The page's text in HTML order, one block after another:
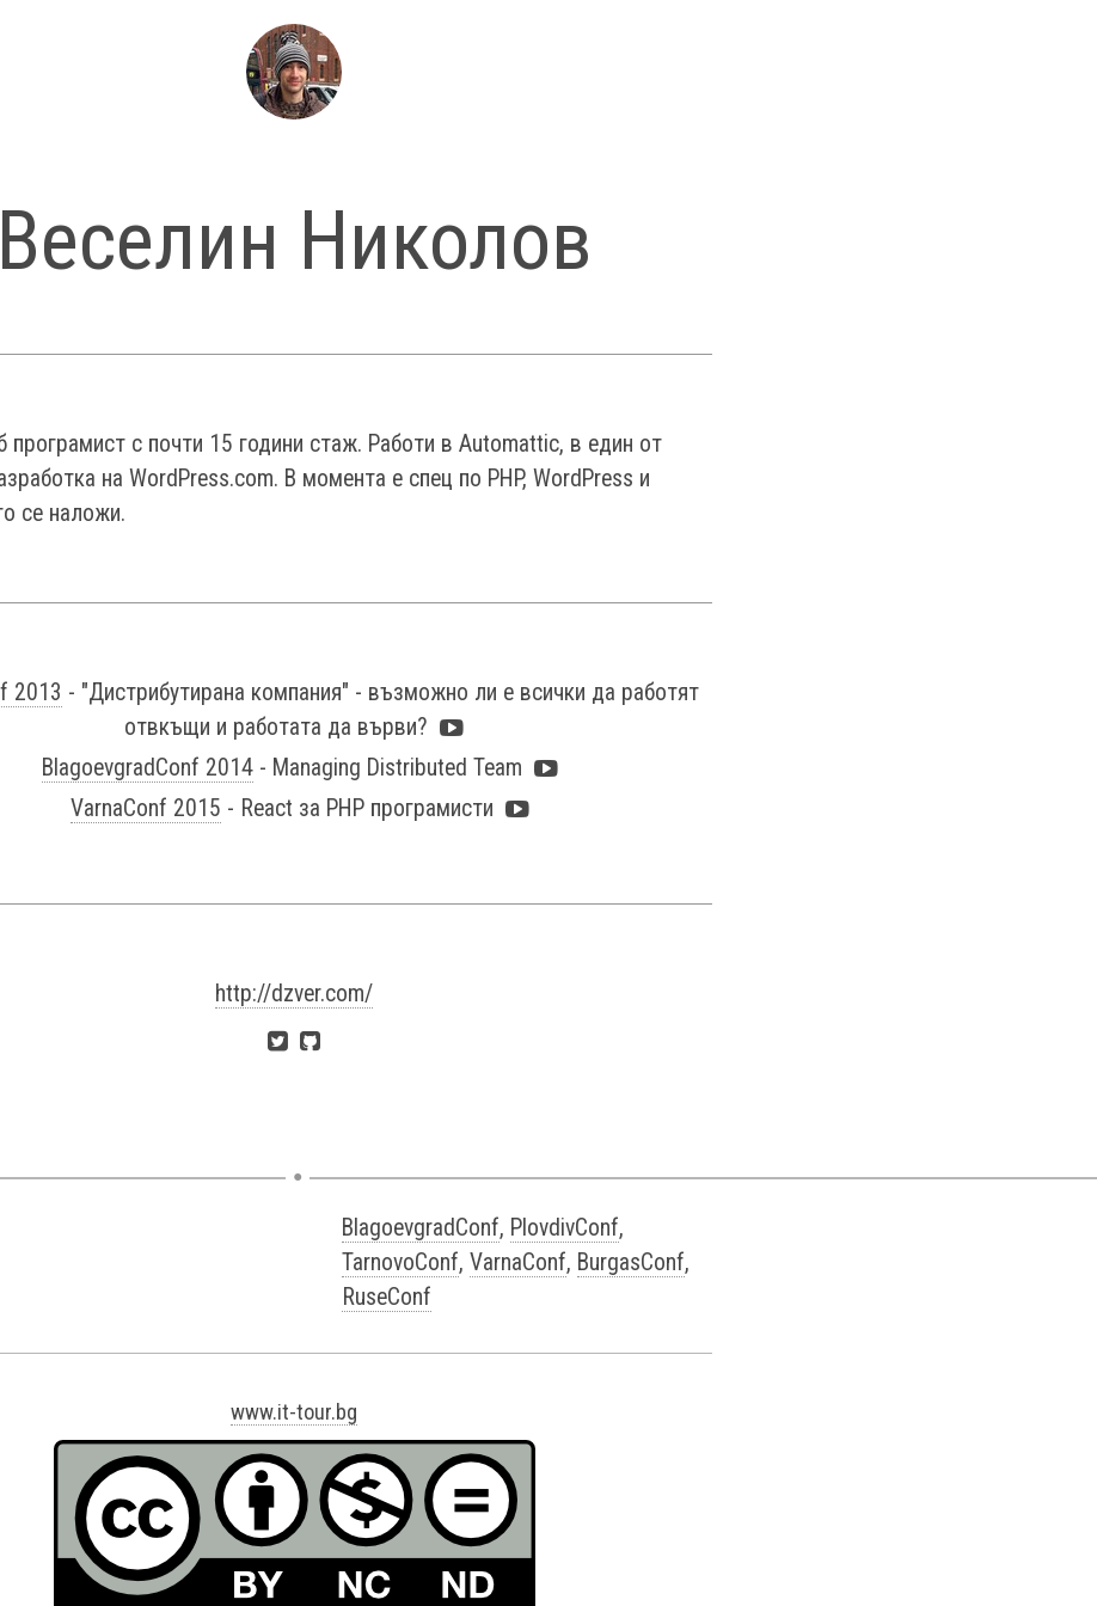
Веселин Николов
програмист с почти 15 години стаж. Работи в Automattic, в един от
на WordPress.com. В момента е спец по PHP, WordPress и
се наложи.
2013 - "Дистрибутирана компания" - възможно ли е всички да работят
отвкъщи и работата да върви?
BlagoevgradConf 2014 - Managing Distributed Team
VarnaConf 2015 - React за PHP програмисти
http://dzver.com/
BlagoevgradConf, PlovdivConf,
TarnovoConf, VarnaConf, BurgasConf,
RuseConf
www.it-tour.bg